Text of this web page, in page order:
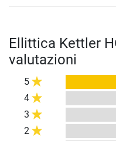
Ellittica Kettler
valutazioni
5
4
3
2